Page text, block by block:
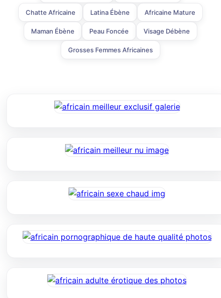
Chatte Africaine Latina Ébène Africaine Mature
Maman Ébène Peau Foncée Visage Débène
Grosses Femmes Africaines